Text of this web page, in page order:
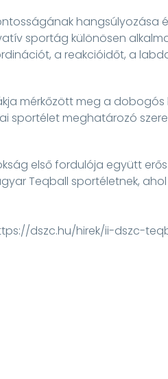
hangsúlyozása
sportág különösen
a reakcióidőt, a
mérkőzött meg a dobogós
sportélet meghatározó
első fordulója együtt
Teqball sportéletnek,
dszc.hu/hirek/ii-dszc-